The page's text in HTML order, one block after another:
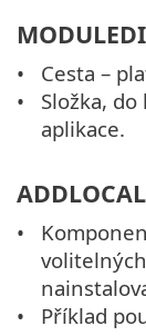
Cesta –
Složka,
aplikace.
Příklad